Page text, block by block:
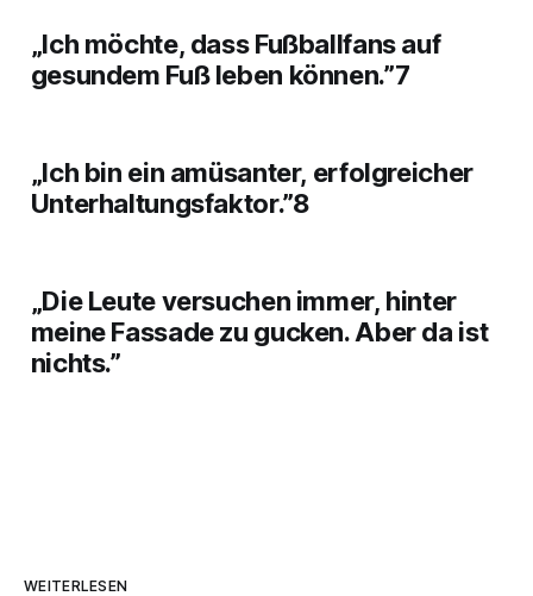
„Ich möchte, dass Fußballfans auf
gesundem Fuß leben können.”7
„Ich bin ein amüsanter, erfolgreicher
Unterhaltungsfaktor.”8
„Die Leute versuchen immer, hinter
meine Fassade zu gucken. Aber da ist
nichts.”
WEITERLESEN